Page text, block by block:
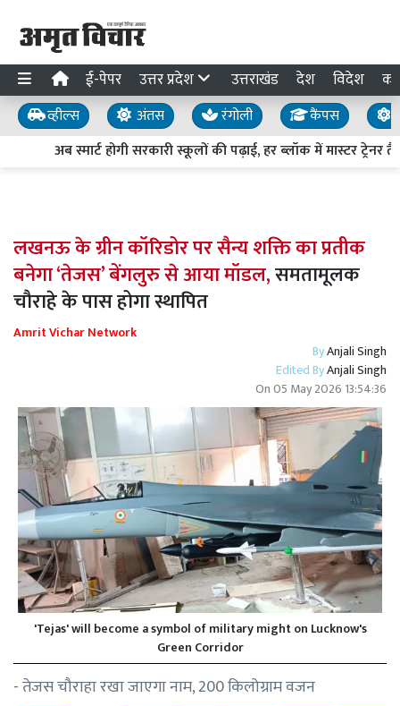
ई-पेपर उत्तर प्रदेश उत्तराखंड देश विदेश
व्हील्स अंतस रंगोली कैंपस
अब स्मार्ट होगी सरकारी स्कूलों की पढ़ाई, हर ब्लॉक में मास्टर ट्रेनर
लखनऊ के ग्रीन कॉरिडोर पर सैन्य शक्ति का प्रतीक
बनेगा ‘तेजस’ बेंगलुरु से आया मॉडल,समतामूलक
चौराहे के पास होगा स्थापित
Amrit Vichar Network
ByAnjali Singh
Edited ByAnjali Singh
On05 May 2026 13:54:36
'Tejas' will become a symbol of military might on Lucknow's
Green Corridor
- तेजस चौराहा रखा जाएगा नाम, 200 किलोग्राम वजन